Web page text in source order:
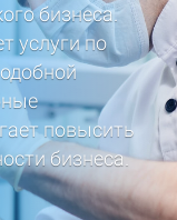
бизнеса.
услуги по
повысить
бизнеса.